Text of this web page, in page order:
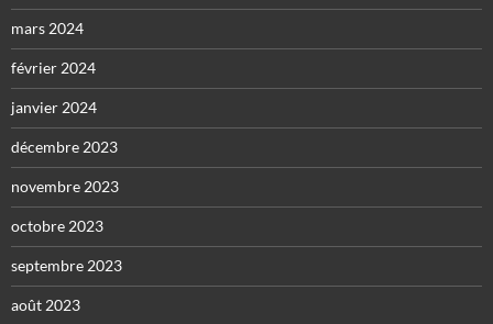
mars 2024
février 2024
janvier 2024
décembre 2023
novembre 2023
octobre 2023
septembre 2023
août 2023